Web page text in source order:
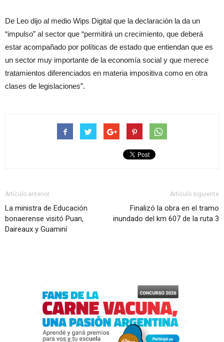
De Leo dijo al medio Wips Digital que la declaración la da un
“impulso” al sector que “permitirá un crecimiento, que deberá
estar acompañado por políticas de estado que entiendan que es
un sector muy importante de la economía social y que merece
tratamientos diferenciados en materia impositiva como en otra
clases de legislaciones”.
Artículo anterior
La ministra de Educación
bonaerense visitó Puan,
Daireaux y Guaminí
Artículo siguiente
Finalizó la obra en el tramo
inundado del km 607 de la ruta 3